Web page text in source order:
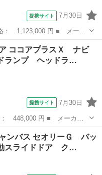
提携サイト 7月30日
■ グレード名： Ｇ バッ
軽減システム オートライ
ココアプラスＸ ナビ
ランプ ヘッドラ…
提携サイト 7月30日
■ グレード名： ココア
プ ヘッドライトウォッシ
ンバス セオリーＧ バッ
スライドドア ク…